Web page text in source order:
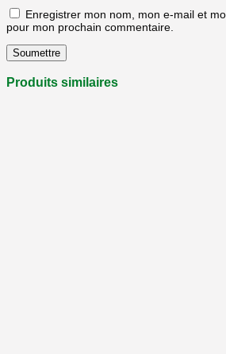
Enregistrer mon nom, mon e-mail et
pour mon prochain commentaire.
Produits similaires